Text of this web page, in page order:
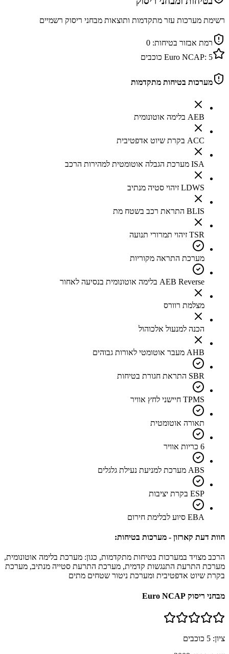
רשימת מערכות עזר מתקדמות ותוצאות מבחני ריסוק רשמיים
רמת אבזור בטיחות: 0
Euro NCAP: 5 כוכבים
מערכות בטיחות מתקדמות
AEB בלימה אוטונומית
ACC בקרת שיוט אדפטיבית
ISA מערכת הגבלה אוטומטית למהירות הרכב
LDWS זיהוי סטיה מנתיב
BLIS התראת רכב בשטח מת
TSR זיהוי תמרורי תנועה
מערכת התראה מקוריות
AEB Reverse בלימה אוטונומית בנסיעה לאחור
מצלמת רוורס
הכנה למנעול אלכוהול
AHB מעבר אוטומטי לאורות גבוהים
SBR התראת חגורת בטיחות
TPMS חיישני לחץ אוויר
תאורה אוטומטית
6 כריות אוויר
ABS מערכת למניעת נעילת גלגלים
ESP בקרת יציבות
EBA סיוע לבלימת חירום
חוות דעת קארזון - מערכות בטיחות:
הרכב מצויד במערכות בטיחות מתקדמות, כגון: מערכת בלימה אוטונומית,
מערכת התרעת התנגשות קדמית, מערכת התרעת סטייה מנתיב, מערכת
בקרת שיוט אדפטיבית ומערכת ניטור שטחים מתים
מבחני ריסוק Euro NCAP
ציון: 5 כוכבים